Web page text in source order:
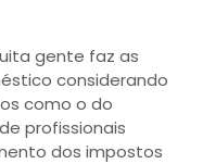
gente faz as
considerando
como o do
profissionais
dos impostos